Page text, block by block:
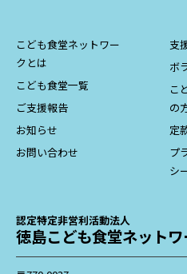
こども食堂ネットワー
クとは
こども食堂一覧
ご支援報告
お知らせ
お問い合わせ
支
ボ
こ
の
定
プ
シ
認定特定非営利活動法人
徳島こども食堂ネットワ